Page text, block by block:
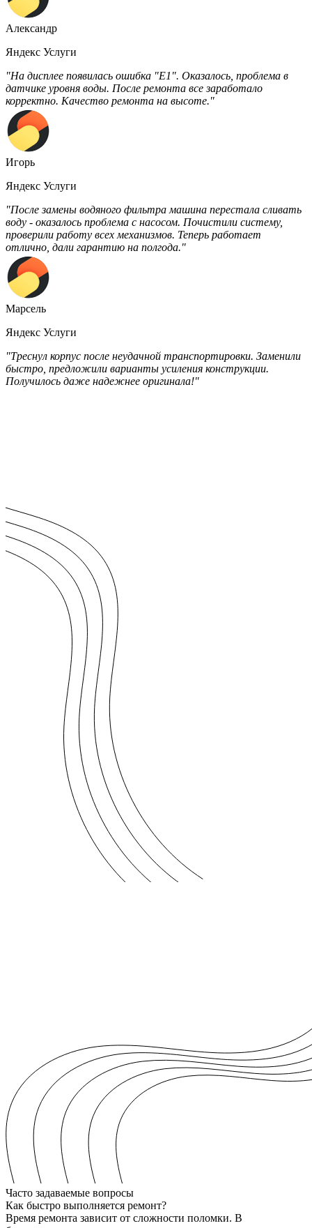
Александр
Яндекс Услуги
"На дисплее появилась ошибка "E1". Оказалось, проблема в
датчике уровня воды. После ремонта все заработало
корректно. Качество ремонта на высоте."
Игорь
Яндекс Услуги
"После замены водяного фильтра машина перестала сливать
воду - оказалось проблема с насосом. Почистили систему,
проверили работу всех механизмов. Теперь работает
отлично, дали гарантию на полгода."
Марсель
Яндекс Услуги
"Треснул корпус после неудачной транспортировки. Заменили
быстро, предложили варианты усиления конструкции.
Получилось даже надежнее оригинала!"
Часто задаваемые вопросы
Как быстро выполняется ремонт?
Время ремонта зависит от сложности поломки. В